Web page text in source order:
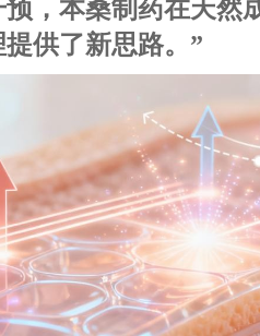
，本桑制药在天然
供了新思路。”